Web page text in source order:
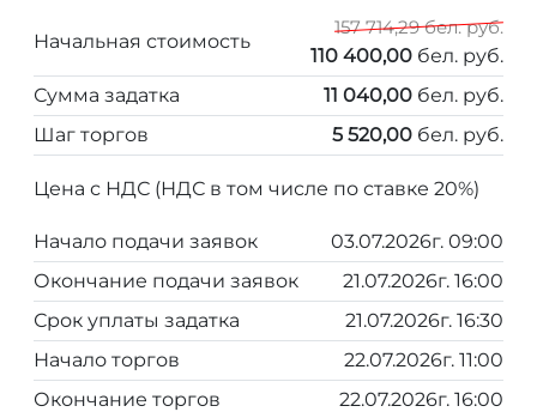
Начальная стоимость
157 714,29 бел. руб.
110 400,00 бел. руб.
Сумма задатка
11 040,00 бел. руб.
Шаг торгов
5 520,00 бел. руб.
Цена с НДС (НДС в том числе по ставке 20%)
Начало подачи заявок
03.07.2026г. 09:00
Окончание подачи заявок
21.07.2026г. 16:00
Срок уплаты задатка
21.07.2026г. 16:30
Начало торгов
22.07.2026г. 11:00
Окончание торгов
22.07.2026г. 16:00